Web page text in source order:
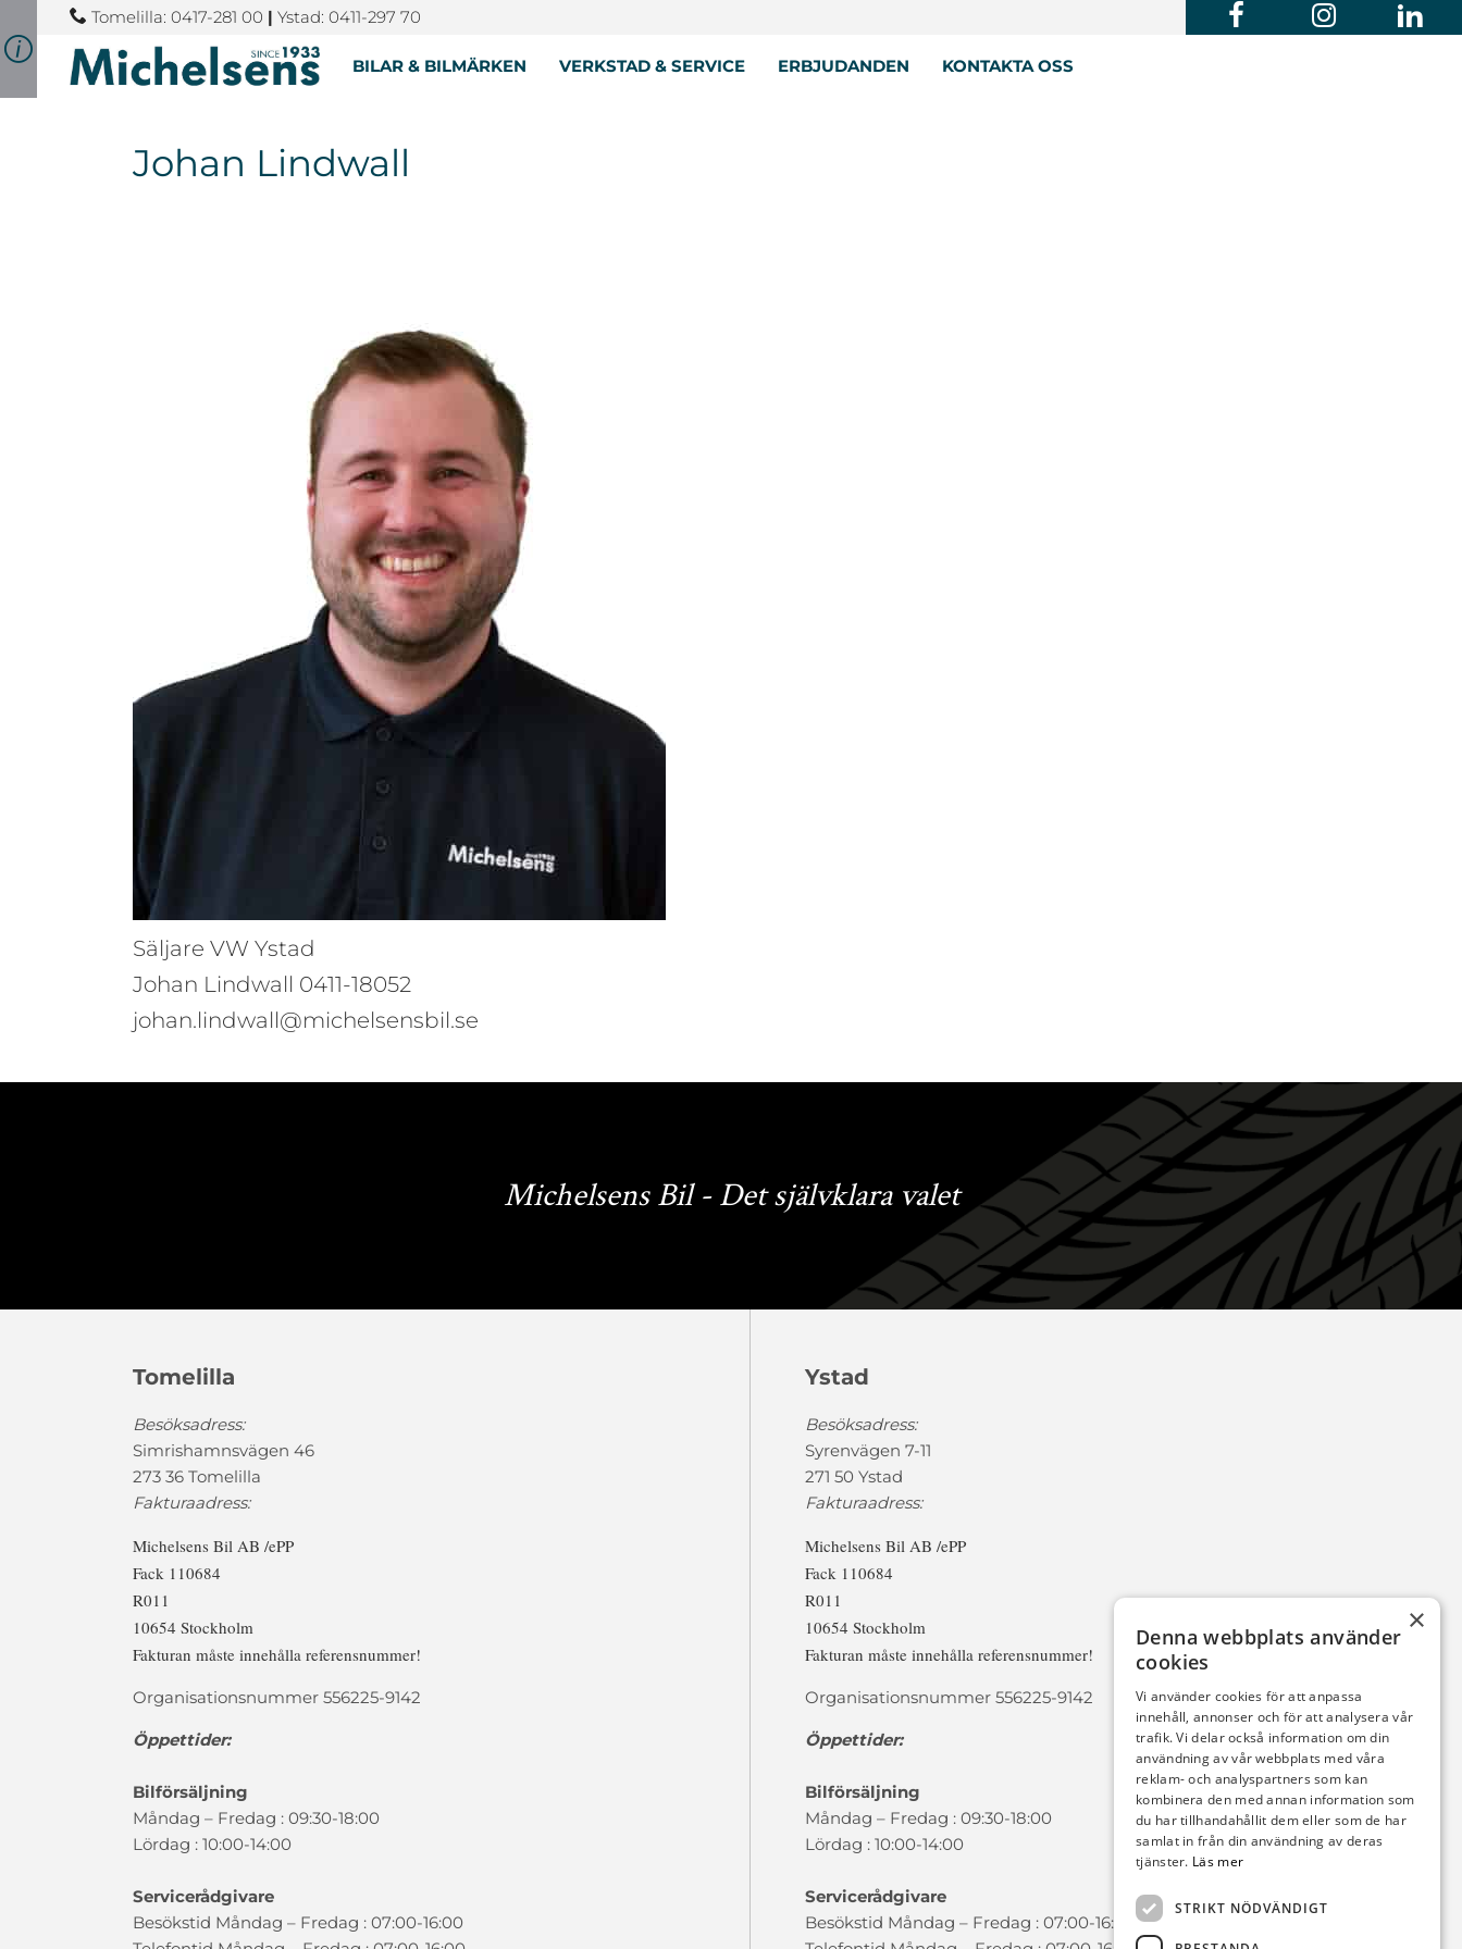
Tomelilla: 0417-281 00 | Ystad: 0411-297 70
BILAR & BILMÄRKEN VERKSTAD & SERVICE ERBJUDANDEN KONTAKTA OSS
Johan Lindwall
Säljare VW Ystad
Johan Lindwall 0411-18052
johan.lindwall@michelsensbil.se
Michelsens Bil - Det självklara valet
Tomelilla
Besöksadress:
Simrishamnsvägen 46
273 36 Tomelilla
Fakturaadress:
Michelsens Bil AB /ePP
Fack 110684
R011
10654 Stockholm
Fakturan måste innehålla referensnummer!
Organisationsnummer 556225-9142
Öppettider:
Bilförsäljning
Måndag – Fredag : 09:30-18:00
Lördag : 10:00-14:00
Servicerådgivare
Besökstid Måndag – Fredag : 07:00-16:00
Ystad
Besöksadress:
Syrenvägen 7-11
271 50 Ystad
Fakturaadress:
Michelsens Bil AB /ePP
Fack 110684
R011
10654 Stockholm
Fakturan måste innehålla referensnummer!
Organisationsnummer 556225-9142
Öppettider:
Bilförsäljning
Måndag – Fredag : 09:30-18:00
Lördag : 10:00-14:00
Servicerådgivare
Besökstid Måndag – Fredag : 07:00-16:00
×
Denna webbplats använder
cookies
Vi använder cookies för att anpassa
innehåll, annonser och för att analysera vår
trafik. Vi delar också information om din
användning av vår webbplats med våra
reklam- och analyspartners som kan
kombinera den med annan information som
du har tillhandahållit dem eller som de har
samlat in från din användning av deras
tjänster. Läs mer
STRIKT NÖDVÄNDIGT